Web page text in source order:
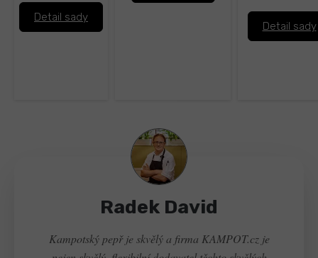
Detail sady
Detail sady
Radek David
Kampotský pepř je skvělý a firma KAMPOT.cz je